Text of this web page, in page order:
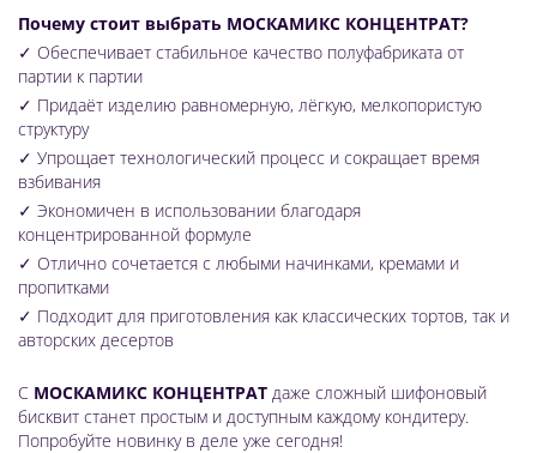
Почему стоит выбрать МОСКАМИКС КОНЦЕНТРАТ?
✓ Обеспечивает стабильное качество полуфабриката от
партии к партии
✓ Придаёт изделию равномерную, лёгкую, мелкопористую
структуру
✓ Упрощает технологический процесс и сокращает время
взбивания
✓ Экономичен в использовании благодаря
концентрированной формуле
✓ Отлично сочетается с любыми начинками, кремами и
пропитками
✓ Подходит для приготовления как классических тортов, так и
авторских десертов
С МОСКАМИКС КОНЦЕНТРАТ даже сложный шифоновый
бисквит станет простым и доступным каждому кондитеру.
Попробуйте новинку в деле уже сегодня!